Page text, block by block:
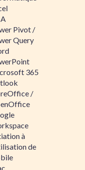
Pivot /
Query
365
/
à
de